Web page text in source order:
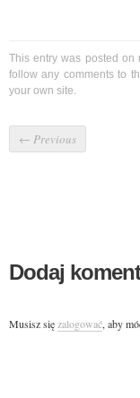
This entry was posted
follow any comments to
your own site.
← Previous
Dodaj
Musisz sięzalogować, aby